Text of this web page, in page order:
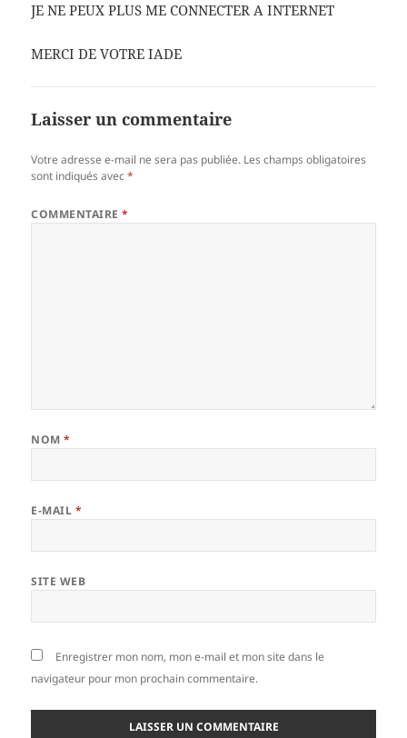
JE NE PEUX PLUS ME CONNECTER A INTERNET
MERCI DE VOTRE IADE
Laisser un commentaire
Votre adresse e-mail ne sera pas publiée. Les champs obligatoires
sont indiqués avec*
COMMENTAIRE*
NOM*
E-MAIL *
SITE WEB
Enregistrer mon nom, mon e-mail et mon site dans le
navigateur pour mon prochain commentaire.